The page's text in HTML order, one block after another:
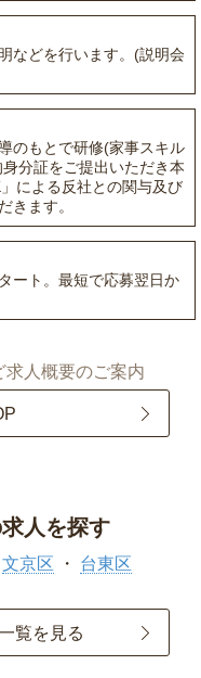
などを行います。(説明会
のもとで研修(家事スキル
分証をご提出いただき本
による反社との関与及び
きます。
ート。最短で応募翌日か
人概要のご案内
人を探す
文京区 台東区
覧を見る